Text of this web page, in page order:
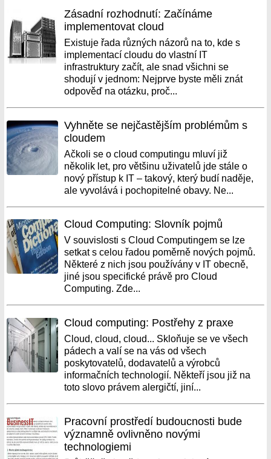
Zásadní rozhodnutí: Začínáme
implementovat cloud
Existuje řada různých názorů na to, kde s
implementací cloudu do vlastní IT
infrastruktury začít, ale snad všichni se
shodují v jednom: Nejprve byste měli znát
odpověď na otázku, proč...
Vyhněte se nejčastějším problémům s
cloudem
Ačkoli se o cloud computingu mluví již
několik let, pro většinu uživatelů jde stále o
nový přístup k IT – takový, který budí naděje,
ale vyvolává i pochopitelné obavy. Ne...
Cloud Computing: Slovník pojmů
V souvislosti s Cloud Computingem se lze
setkat s celou řadou poměrně nových pojmů.
Některé z nich jsou používány v IT obecně,
jiné jsou specifické právě pro Cloud
Computing. Zde...
Cloud computing: Postřehy z praxe
Cloud, cloud, cloud... Skloňuje se ve všech
pádech a valí se na vás od všech
poskytovatelů, dodavatelů a výrobců
informačních technologií. Někteří jsou již na
toto slovo právem alergičtí, jiní...
Pracovní prostředí budoucnosti bude
významně ovlivněno novými
technologiemi